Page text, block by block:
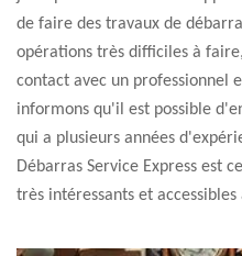
de faire des travaux de
opérations très difficiles à
contact avec un professionnel
informons qu'il est possible
qui a plusieurs années
Débarras Service Express est
très intéressants et accessibles